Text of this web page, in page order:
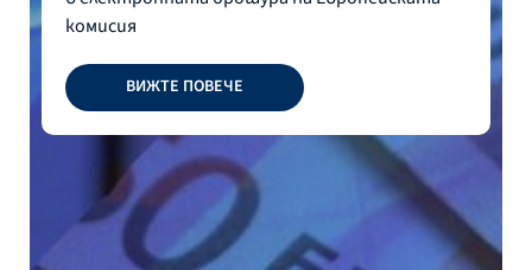
комисия
ВИЖТЕ ПОВЕЧЕ